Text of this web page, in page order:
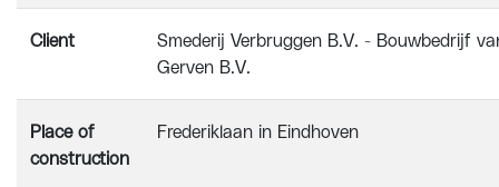
Client
Smederij Verbruggen B.V. - Bouwbedrijf
Gerven B.V.
Place of
construction
Frederiklaan in Eindhoven